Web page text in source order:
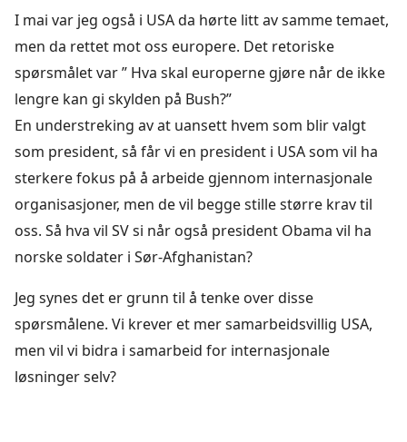
I mai var jeg også i USA da hørte litt av samme temaet,
men da rettet mot oss europere. Det retoriske
spørsmålet var ” Hva skal europerne gjøre når de ikke
lengre kan gi skylden på Bush?”
En understreking av at uansett hvem som blir valgt
som president, så får vi en president i USA som vil ha
sterkere fokus på å arbeide gjennom internasjonale
organisasjoner, men de vil begge stille større krav til
oss. Så hva vil SV si når også president Obama vil ha
norske soldater i Sør-Afghanistan?
Jeg synes det er grunn til å tenke over disse
spørsmålene. Vi krever et mer samarbeidsvillig USA,
men vil vi bidra i samarbeid for internasjonale
løsninger selv?